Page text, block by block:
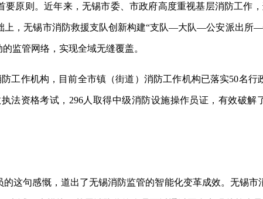
原则。近年来，无锡市委、市政府高度重视基层消防工作
上，无锡市消防救援支队创新构建“支队—大队—公安派出所
监管网络，实现全域无缝覆盖。
工作机构，目前全市镇（街道）消防工作机构已落实50名行
法资格考试，296人取得中级消防设施操作员证，有效破解
这句感慨，道出了无锡消防监管的智能化变革成效。无锡市